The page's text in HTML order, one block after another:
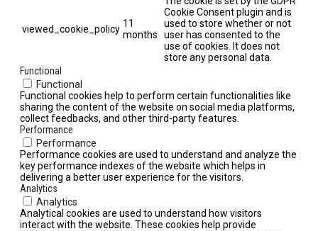
viewed_cookie_policy 11
months
Cookie Consent plugin and is
used to store whether or not
user has consented to the
use of cookies. It does not
store any personal data.
Functional
Functional
Functional cookies help to perform certain functionalities like
sharing the content of the website on social media platforms,
collect feedbacks, and other third-party features.
Performance
Performance
Performance cookies are used to understand and analyze the
key performance indexes of the website which helps in
delivering a better user experience for the visitors.
Analytics
Analytics
Analytical cookies are used to understand how visitors
interact with the website. These cookies help provide